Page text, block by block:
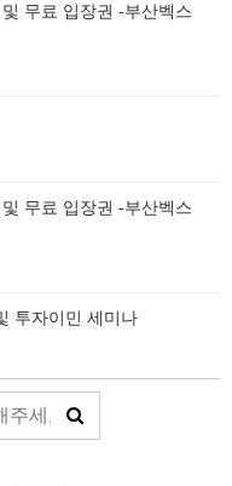
무료 입장권 -부산벡스
무료 입장권 -부산벡스
투자이민 세미나